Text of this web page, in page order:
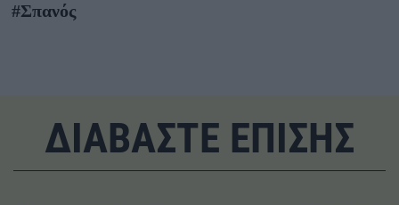
#Σπανός
ΔΙΑΒΑΣΤΕ ΕΠΙΣΗΣ